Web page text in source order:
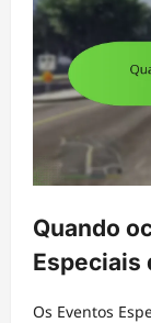
Quando
Especiais
Os Eventos